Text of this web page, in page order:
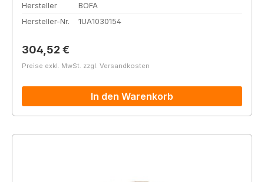
Hersteller
BOFA
Hersteller-Nr.
1UA1030154
Regulärer Preis:
304,52 €
Preise exkl. MwSt. zzgl. Versandkosten
In den Warenkorb